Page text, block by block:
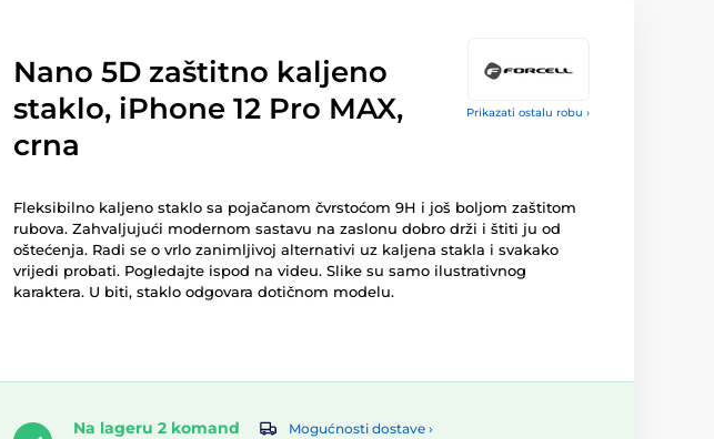
Prikazati ostalu robu ›
Nano 5D zaštitno kaljeno
staklo, iPhone 12 Pro MAX,
crna
Fleksibilno kaljeno staklo sa pojačanom čvrstoćom 9H i još boljom zaštitom
rubova. Zahvaljujući modernom sastavu na zaslonu dobro drži i štiti ju od
oštećenja. Radi se o vrlo zanimljivoj alternativi uz kaljena stakla i svakako
vrijedi probati. Pogledajte ispod na videu. Slike su samo ilustrativnog
karaktera. U biti, staklo odgovara dotičnom modelu.
Na lageru 2 komand
Mogućnosti dostave ›